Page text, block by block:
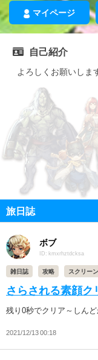
マイページ
自己紹介
よろしくお願いしま
旅日誌
ボブ
ID: kmxrhztdcksa
雑日誌 攻略 スクリー
さらされる素顔ク
残り0秒でクリア～しんど
2021/12/13 00:18